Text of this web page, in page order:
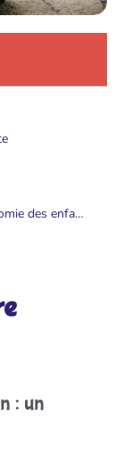
Favoriser le développement et l’autonomie des enfants
: un